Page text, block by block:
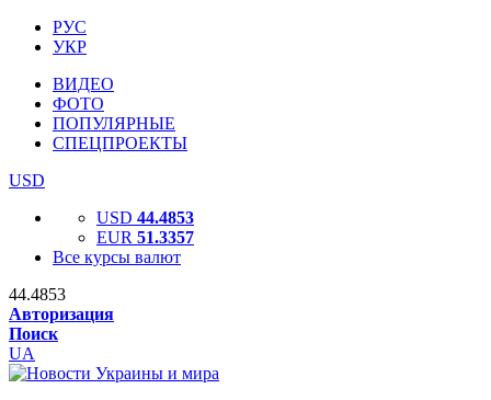
РУС
УКР
ВИДЕО
ФОТО
ПОПУЛЯРНЫЕ
СПЕЦПРОЕКТЫ
USD
USD 44.4853
EUR 51.3357
Все курсы валют
44.4853
Авторизация
Поиск
UA